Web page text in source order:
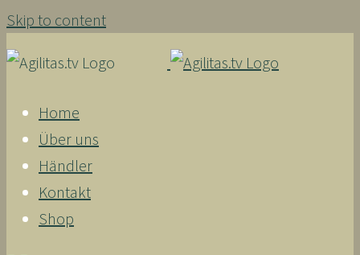
Skip to content
Home
Über uns
Händler
Kontakt
Shop